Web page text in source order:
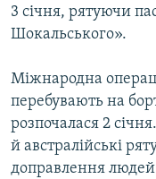
3 січня, рятуючи
Шокальського».
Міжнародна
перебувають на
розпочалася 2
й австралійські
доправлення